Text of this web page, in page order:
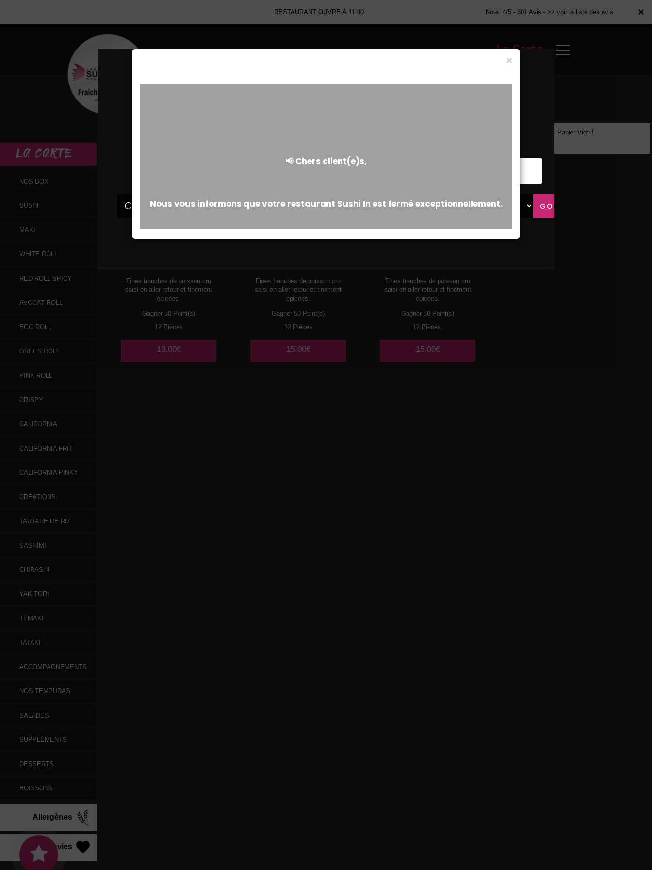
×
RESTAURANT OUVRE À 11:00 Note: 4/5 - 301 Avis - >> voir la liste des avis
La Carte
×
LA CARTE
NOS BOX
SUSHI
MAKI
WHITE ROLL
RED ROLL SPICY
AVOCAT ROLL
EGG ROLL
GREEN ROLL
PINK ROLL
CRISPY
CALIFORNIA
CALIFORNIA FRIT
CALIFORNIA PINKY
CRÉATIONS
TARTARE DE RIZ
SASHIMI
CHIRASHI
YAKITORI
TEMAKI
TATAKI
ACCOMPAGNEMENTS
NOS TEMPURAS
SALADES
SUPPLÉMENTS
DESSERTS
BOISSONS
Allergènes
Vos Envies
Fines tranches de poisson cru
saisi en aller retour et finement
épicées.
Gagner 50 Point(s)
12 Pièces
13.00€
Fines tranches de poisson cru
saisi en aller retour et finement
épicées.
Gagner 50 Point(s)
12 Pièces
15.00€
Fines tranches de poisson cru
saisi en aller retour et finement
épicées.
Gagner 50 Point(s)
12 Pièces.
15.00€
Panier Vide !
×